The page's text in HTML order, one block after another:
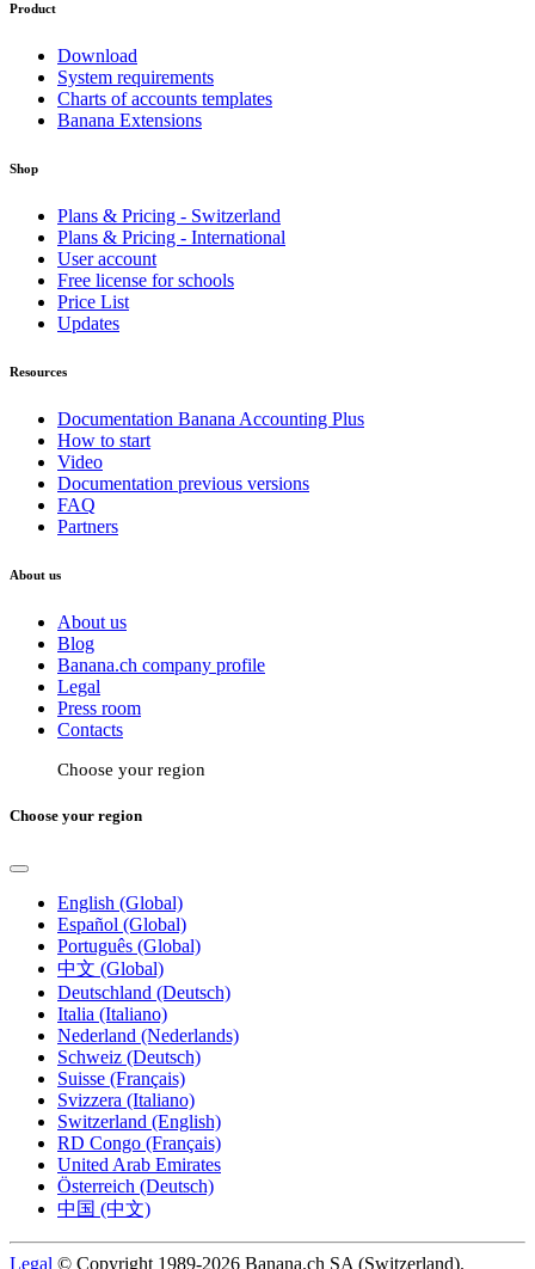
Product
Download
System requirements
Charts of accounts templates
Banana Extensions
Shop
Plans & Pricing - Switzerland
Plans & Pricing - International
User account
Free license for schools
Price List
Updates
Resources
Documentation Banana Accounting Plus
How to start
Video
Documentation previous versions
FAQ
Partners
About us
About us
Blog
Banana.ch company profile
Legal
Press room
Contacts
Choose your region
Choose your region
English (Global)
Español (Global)
Português (Global)
中文 (Global)
Deutschland (Deutsch)
Italia (Italiano)
Nederland (Nederlands)
Schweiz (Deutsch)
Suisse (Français)
Svizzera (Italiano)
Switzerland (English)
RD Congo (Français)
United Arab Emirates
Österreich (Deutsch)
中国 (中文)
Legal © Copyright 1989-2026 Banana.ch SA (Switzerland).